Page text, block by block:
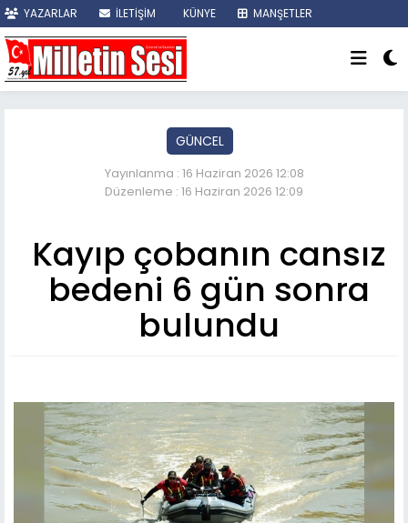
YAZARLAR İLETİŞİM KÜNYE
MANŞETLER
SON DAKİKA
GÜNCEL
Yayınlanma : 16 Haziran 2026 12:08
Düzenleme : 16 Haziran 2026 12:09
Kayıp çobanın cansız
bedeni 6 gün sonra
bulundu